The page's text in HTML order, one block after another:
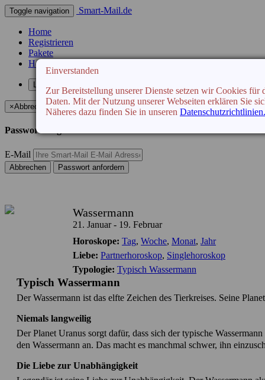
Toggle navigation Smart-Mail.de
Home
Registrieren
Pakete
Horoskop
Login
×Abbrechen
Passwort vergessen
E-Mail
Abbrechen Passwort anfordern
Wassermann
21. Januar - 19. Februar
Horoskope: Tag, Woche, Monat, Jahr
Liebe: Partnerhoroskop, Singlehoroskop
Typologie: Typisch Wassermann
Typisch Wassermann
Der Wassermann ist das elfte Zeichen des Tierkreises. Seine
Niemals langweilig
Der Planet Uranus sorgt dafür, dass sich der typische
den Wassermann an. Das macht es manchmal schwer, ihn
Die Liebe zur Unabhängigkeit
Einverstanden
Zur Bereitstellung unserer Dienste setzen wir Cookies für
Daten. Mit der Nutzung unserer Webseiten erklären Sie
Näheres dazu finden Sie in unseren Datenschutzrichtlinien.